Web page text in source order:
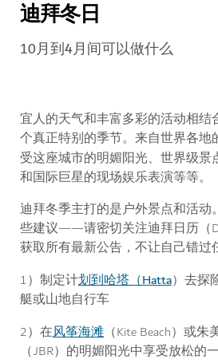
迪拜冬日
10月到4月间可以做什么
宜人的天气和丰富多彩的活动相结
个真正特别的季节。来自世界各地
受这座城市的明媚阳光、世界级景
和国际巨星的现场娱乐表演等等。
迪拜冬季主打的是户外景点和活动
些建议——请密切关注迪拜日历（
获取所有最新公告，不让自己错过
1）制定计划到哈塔（Hatta）去
艇或山地自行车
2）在风筝海滩 （Kite Beach）或
（JBR）的明媚阳光中享受放松的